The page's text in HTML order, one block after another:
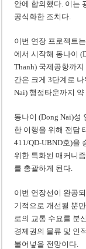
안에 합의했다. 이는
공식화한 조치다.
이번 연장 프로젝트
에서 시작해 동나이
Thanh) 국제공항까
간은 크게 3단계로
Nai) 행정타운까지
동나이 (Dong Nai)성
한 이행을 위해 전담
411/QD-UBND호)을
위한 특화된 매커니
를 총괄하게 된다.
이번 연장선이 완공
기적으로 개선될 뿐
로의 교통 수요를 분
경제권의 물류 및 인
불어넣을 전망이다.